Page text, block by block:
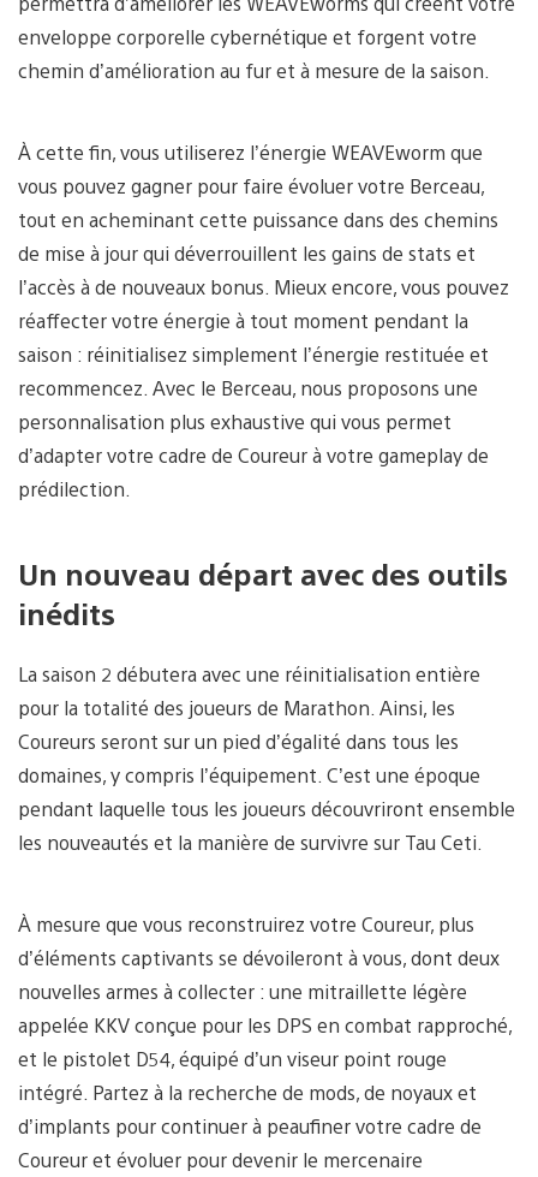
enveloppe corporelle cybernétique et forgent votre
chemin d’amélioration au fur et à mesure de la saison.
À cette fin, vous utiliserez l’énergie WEAVEworm que
vous pouvez gagner pour faire évoluer votre Berceau,
tout en acheminant cette puissance dans des chemins
de mise à jour qui déverrouillent les gains de stats et
l’accès à de nouveaux bonus. Mieux encore, vous pouvez
réaffecter votre énergie à tout moment pendant la
saison : réinitialisez simplement l’énergie restituée et
recommencez. Avec le Berceau, nous proposons une
personnalisation plus exhaustive qui vous permet
d’adapter votre cadre de Coureur à votre gameplay de
prédilection.
Un nouveau départ avec des outils
inédits
La saison 2 débutera avec une réinitialisation entière
pour la totalité des joueurs de Marathon. Ainsi, les
Coureurs seront sur un pied d’égalité dans tous les
domaines, y compris l’équipement. C’est une époque
pendant laquelle tous les joueurs découvriront ensemble
les nouveautés et la manière de survivre sur Tau Ceti.
À mesure que vous reconstruirez votre Coureur, plus
d’éléments captivants se dévoileront à vous, dont deux
nouvelles armes à collecter : une mitraillette légère
appelée KKV conçue pour les DPS en combat rapproché,
et le pistolet D54, équipé d’un viseur point rouge
intégré. Partez à la recherche de mods, de noyaux et
d’implants pour continuer à peaufiner votre cadre de
Coureur et évoluer pour devenir le mercenaire